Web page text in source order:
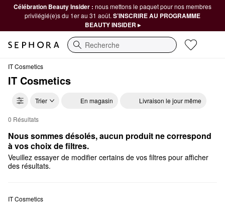
Célébration Beauty Insider : nous mettons le paquet pour nos membres
privilégié(e)s du 1er au 31 août. S’INSCRIRE AU PROGRAMME
BEAUTY INSIDER ▸
Recherche
IT Cosmetics
IT Cosmetics
Trier En magasin Livraison le jour même
IT Cosmetics Cadeaux
0 Résultats
Nous sommes désolés, aucun produit ne correspond
à vos choix de filtres.
Veuillez essayer de modifier certains de vos filtres pour afficher
des résultats.
IT Cosmetics